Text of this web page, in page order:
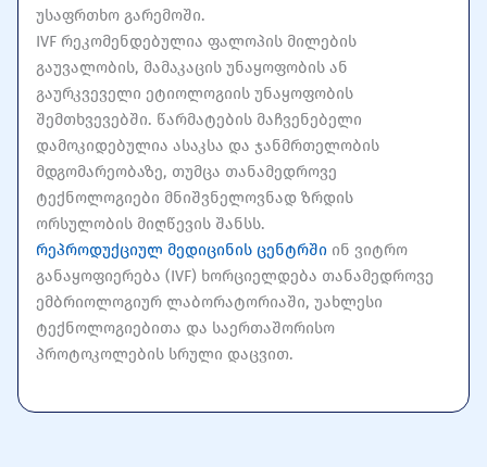
უსაფრთხო გარემოში.
IVF რეკომენდებულია ფალოპის მილების
გაუვალობის, მამაკაცის უნაყოფობის ან
გაურკვეველი ეტიოლოგიის უნაყოფობის
შემთხვევებში. წარმატების მაჩვენებელი
დამოკიდებულია ასაკსა და ჯანმრთელობის
მდგომარეობაზე, თუმცა თანამედროვე
ტექნოლოგიები მნიშვნელოვნად ზრდის
ორსულობის მიღწევის შანსს.
რეპროდუქციულ მედიცინის ცენტრში ინ ვიტრო
განაყოფიერება (IVF) ხორციელდება თანამედროვე
ემბრიოლოგიურ ლაბორატორიაში, უახლესი
ტექნოლოგიებითა და საერთაშორისო
პროტოკოლების სრული დაცვით.